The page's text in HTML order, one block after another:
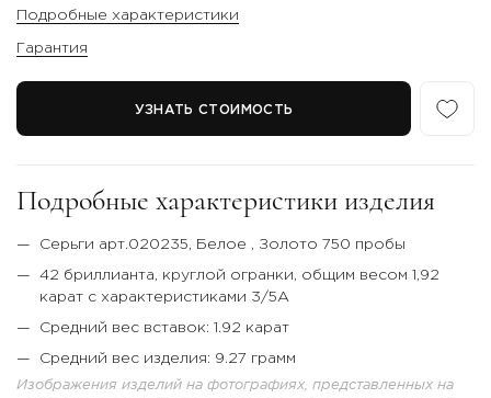
Подробные характеристики
Гарантия
УЗНАТЬ СТОИМОСТЬ
Подробные характеристики изделия
Серьги арт.020235, Белое , Золото 750 пробы
42 бриллианта, круглой огранки, общим весом 1,92
карат с характеристиками 3/5А
Средний вес вставок: 1.92 карат
Средний вес изделия: 9.27 грамм
Изображения изделий на фотографиях, представленных на